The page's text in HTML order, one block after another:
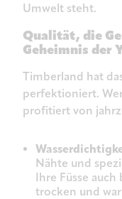
Umwelt steht.
Qualität, die
Geheimnis der
Timberland hat
perfektioniert.
profitiert von
Nähte und
Ihre Füsse
trocken und